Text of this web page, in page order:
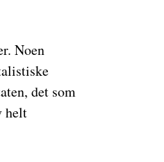
Noen
det som
helt